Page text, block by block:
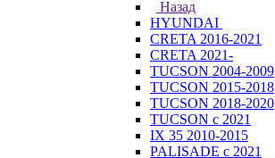
Назад
HYUNDAI
CRETA 2016-2021
CRETA 2021-
TUCSON 2004-2009
TUCSON 2015-2018
TUCSON 2018-2020
TUCSON с 2021
IX 35 2010-2015
PALISADE с 2021